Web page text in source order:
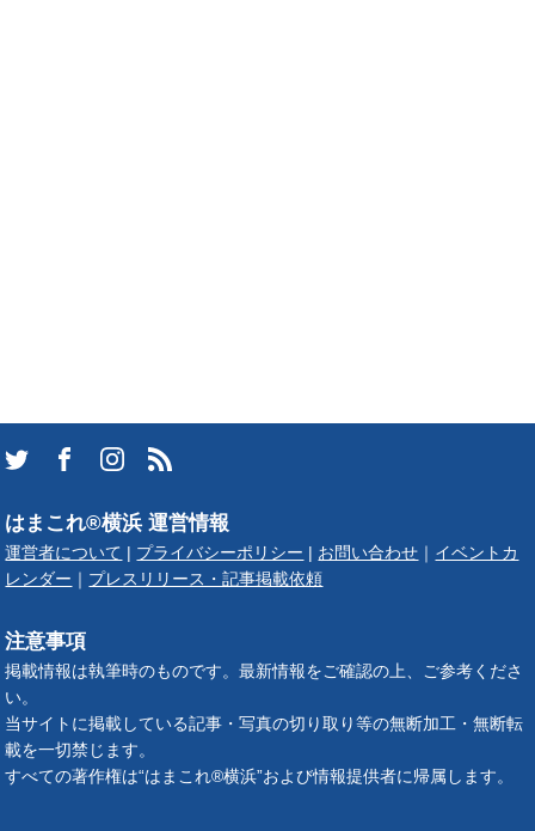
はまこれ®横浜 運営情報
運営者について プライバシーポリシー お問い合わせ
イベントカ
レンダー
プレスリリース・記事掲載依頼
注意事項
掲載情報は執筆時のものです。最新情報をご確認の上、ご参考くださ
い。
当サイトに掲載している記事・写真の切り取り等の無断加工・無断転
載を一切禁じます。
すべての著作権は“はまこれ®横浜”および情報提供者に帰属します。